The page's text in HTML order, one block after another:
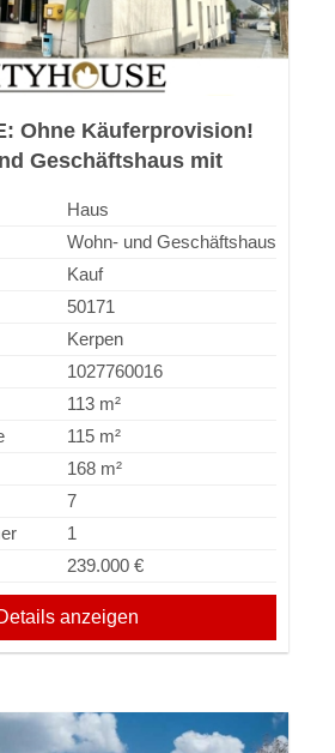
Ohne Käuferprovision!
Geschäftshaus mit
Haus
Wohn- und Geschäftshaus
Kauf
50171
Kerpen
1027760016
113 m²
115 m²
168 m²
7
1
239.000 €
anzeigen